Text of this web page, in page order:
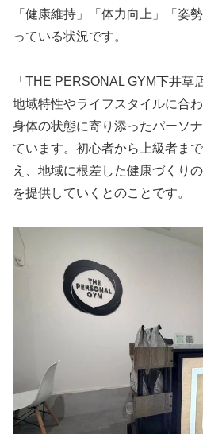
「健康維持」「体力向上」「姿
っている状況です。
「THE PERSONAL GYM下井草
地域特性やライフスタイルに合
身体の状態に寄り添ったパーソ
ています。初心者から上級者ま
え、地域に根差した健康づくり
を提供していくとのことです。